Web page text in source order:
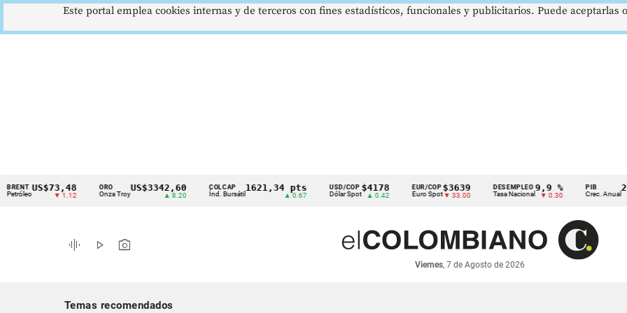
Cintillo
indicadores
económicos
US$73,48
▼ 1.12
ORO
Onza Troy
US$3342,60 COLCAP
Índ. Bursátil
1621,34 pts USD/COP
Dólar Spot
$4178
▲ 0.42
EUR/COP
Euro Spot
$3639
▼ 33.00
DESEMPLEO
Tasa Nacional
9,9 %
▼ 0.30
PIB
Crec. Anual
2,8 %
▲ 0.10
graphic_eq play_arrow photo_camera
Viernes, 7 de Agosto de 2026
Temas recomendados
Este portal emplea cookies internas y de terceros con fines estadísticos, funcionales y publicitarios. Puede aceptarlas